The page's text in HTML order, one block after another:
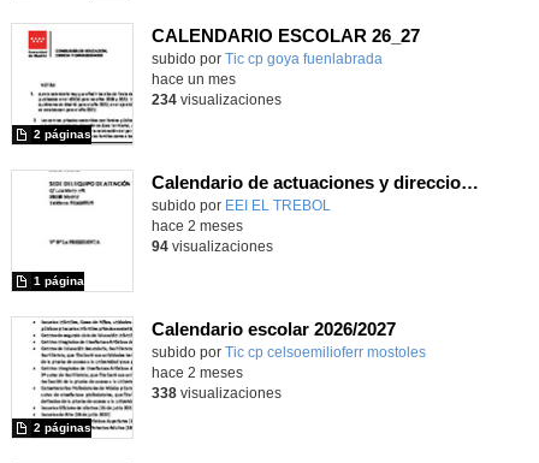
CALENDARIO ESCOLAR 26_27
subido por Tic cp goya fuenlabrada
2 páginas
hace un mes
234visualizaciones
Calendario de actuaciones y direcciones SAE-INSP-EAT
subido por EEI EL TREBOL
1 página
hace 2 meses
94visualizaciones
Calendario escolar 2026/2027
subido por Tic cp celsoemilioferr mostoles
2 páginas
-
hace 2 meses
338visualizaciones